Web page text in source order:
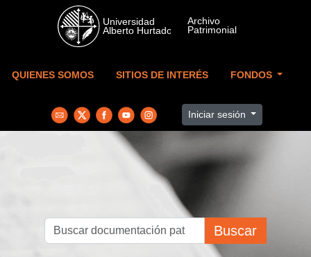
Skip to main content
QUIENES SOMOS SITIOS DE INTERÉS FONDOS
Iniciar sesión
Buscar